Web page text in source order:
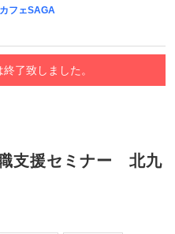
フェSAGA
了致しました。
職支援セミナー 北九